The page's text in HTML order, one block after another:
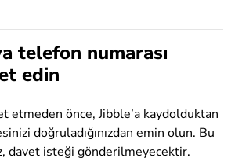
telefon numarası
edin
etmeden önce, Jibble’a kaydolduktan
doğruladığınızdan emin olun. Bu
davet isteği gönderilmeyecektir.